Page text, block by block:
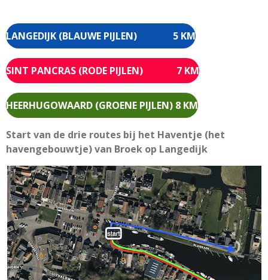
LANGEDIJK (BLAUWE PIJLEN) 5 KM
SINT PANCRAS (RODE PIJLEN) 7 KM
HEERHUGOWAARD (GROENE PIJLEN) 8 KM
Start van de drie routes bij het Haventje (het
havengebouwtje) van Broek op Langedijk